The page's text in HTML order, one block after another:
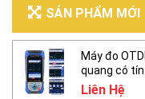
SẢN PHẨM MỚI
Máy đo
quang có
Liên Hệ